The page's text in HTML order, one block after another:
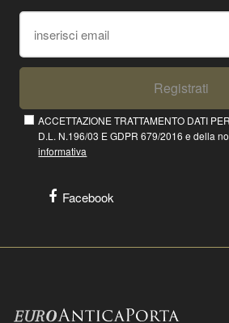
Registrati
ACCETTAZIONE TRATTAMENTO DATI
D.L. N.196/03 E GDPR 679/2016 e della
informativa
Facebook